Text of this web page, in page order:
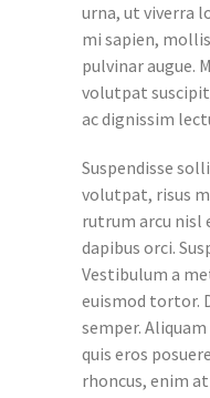
urna, ut viverra
mi sapien,
pulvinar augue.
volutpat
ac dignissim
Suspendisse
volutpat, risus
rutrum arcu nisl
dapibus orci.
Vestibulum a
euismod tortor.
semper.
quis eros
rhoncus, enim